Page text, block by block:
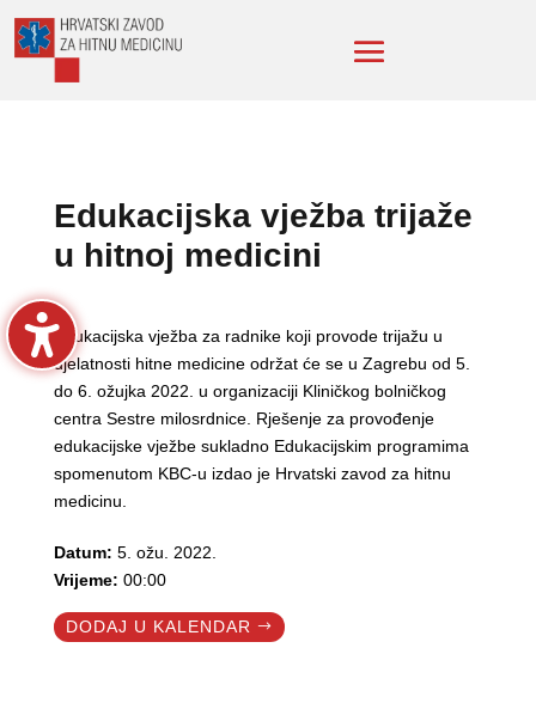
Edukacijska vježba trijaže
u hitnoj medicini
Edukacijska vježba za radnike koji provode trijažu u
djelatnosti hitne medicine održat će se u Zagrebu od 5.
do 6. ožujka 2022. u organizaciji Kliničkog bolničkog
centra Sestre milosrdnice. Rješenje za provođenje
edukacijske vježbe sukladno Edukacijskim programima
spomenutom KBC-u izdao je Hrvatski zavod za hitnu
medicinu.
Datum: 5. ožu. 2022.
Vrijeme: 00:00
DODAJ U KALENDAR